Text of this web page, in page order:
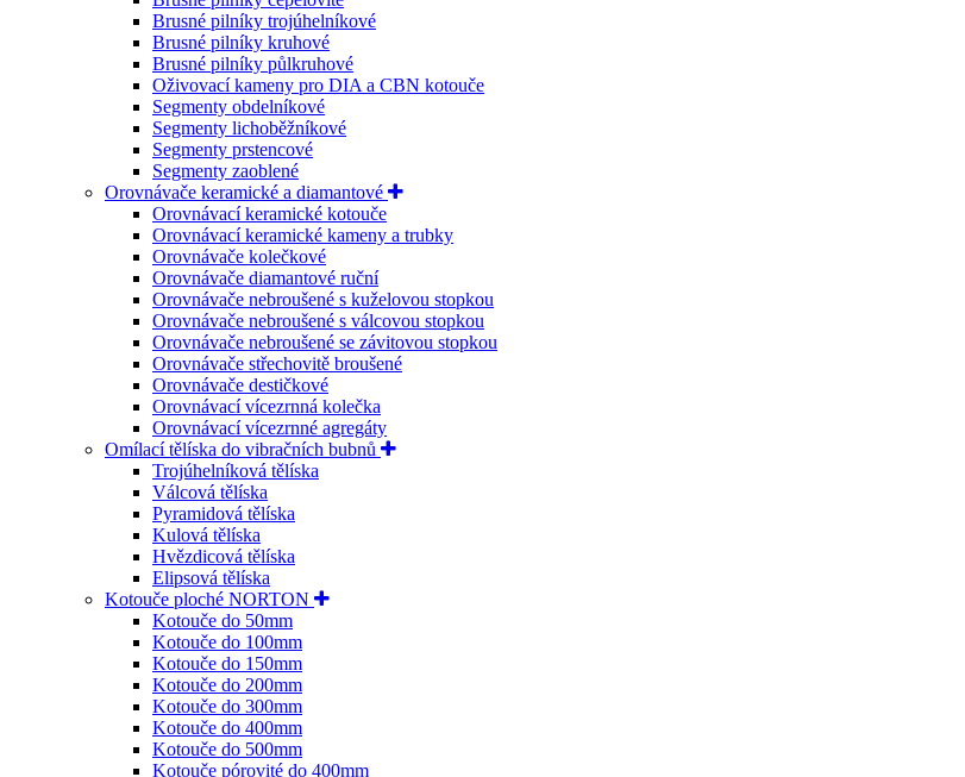
Brusné pilníky trojúhelníkové
Brusné pilníky kruhové
Brusné pilníky půlkruhové
Oživovací kameny pro DIA a CBN kotouče
Segmenty obdelníkové
Segmenty lichoběžníkové
Segmenty prstencové
Segmenty zaoblené
Orovnávače keramické a diamantové
Orovnávací keramické kotouče
Orovnávací keramické kameny a trubky
Orovnávače kolečkové
Orovnávače diamantové ruční
Orovnávače nebroušené s kuželovou stopkou
Orovnávače nebroušené s válcovou stopkou
Orovnávače nebroušené se závitovou stopkou
Orovnávače střechovitě broušené
Orovnávače destičkové
Orovnávací vícezrnná kolečka
Orovnávací vícezrnné agregáty
Omílací tělíska do vibračních bubnů
Trojúhelníková tělíska
Válcová tělíska
Pyramidová tělíska
Kulová tělíska
Hvězdicová tělíska
Elipsová tělíska
Kotouče ploché NORTON
Kotouče do 50mm
Kotouče do 100mm
Kotouče do 150mm
Kotouče do 200mm
Kotouče do 300mm
Kotouče do 400mm
Kotouče do 500mm
Kotouče pórovité do 400mm